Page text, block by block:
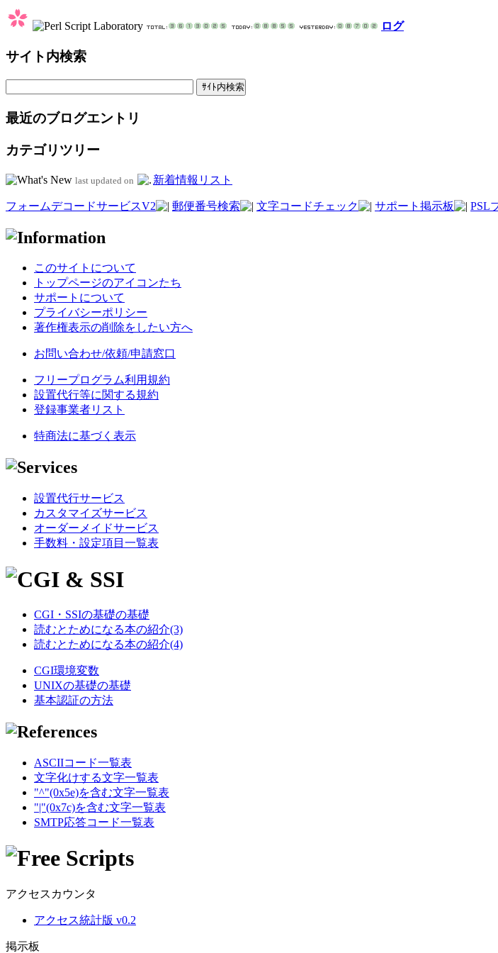
ログ
サイト内検索
最近のブログエントリ
カテゴリツリー
last updated on 新着情報リスト
フォームデコードサービスV2 郵便番号検索 文字コードチェック サポート掲示板 PSL
このサイトについて
トップページのアイコンたち
サポートについて
プライバシーポリシー
著作権表示の削除をしたい方へ
お問い合わせ/依頼/申請窓口
フリープログラム利用規約
設置代行等に関する規約
登録事業者リスト
特商法に基づく表示
設置代行サービス
カスタマイズサービス
オーダーメイドサービス
手数料・設定項目一覧表
CGI・SSIの基礎の基礎
読むとためになる本の紹介(3)
読むとためになる本の紹介(4)
CGI環境変数
UNIXの基礎の基礎
基本認証の方法
ASCIIコード一覧表
文字化けする文字一覧表
"^"(0x5e)を含む文字一覧表
"|"(0x7c)を含む文字一覧表
SMTP応答コード一覧表
アクセスカウンタ
アクセス統計版 v0.2
掲示板